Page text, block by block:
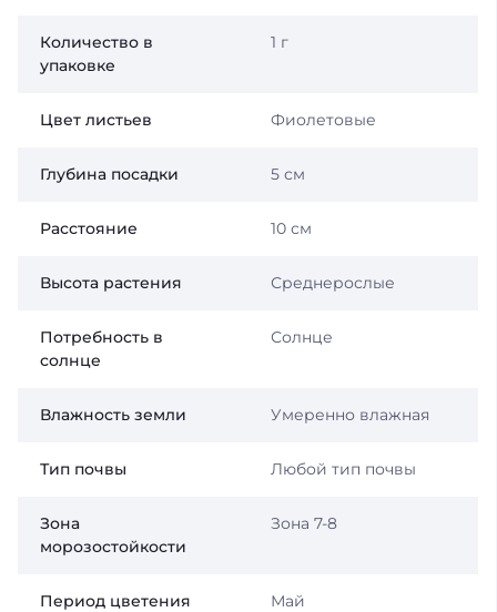
Количество в
упаковке
1 г
Цвет листьев Фиолетовые
Глубина посадки 5 см
Расстояние 10 см
Высота растения Среднерослые
Потребность в
солнце
Солнце
Влажность земли Умеренно влажная
Тип почвы Любой тип почвы
Зона
морозостойкости
Зона 7-8
Период цветения
Май